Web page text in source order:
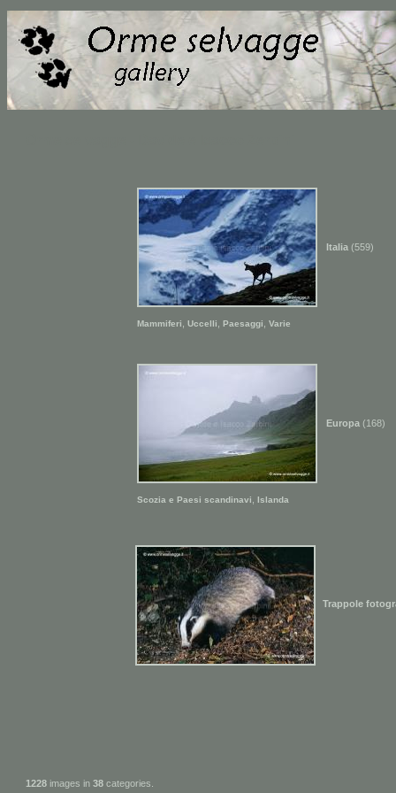
Italia (559)
Mammiferi Uccelli Paesaggi Varie
Europa (168)
Scozia e Paesi scandinavi Islanda
Trappole
1228 images in 38 categories.